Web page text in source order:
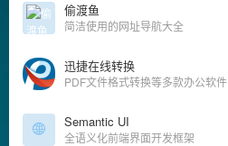
偷渡鱼
简洁使用的网址导航大全
迅捷在线转换
PDF文件格式转换等多款办公软件
Semantic UI
全语义化前端界面开发框架